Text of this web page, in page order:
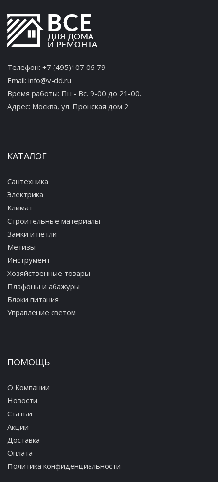
Телефон: +7 (495)107 06 79
Email: info@v-dd.ru
Время работы: Пн - Вс. 9-00 до 21-00.
Адрес: Москва, ул. Пронская дом 2
КАТАЛОГ
Сантехника
Электрика
Климат
Строительные материалы
Замки и петли
Метизы
Инструмент
Хозяйственные товары
Плафоны и абажуры
Блоки питания
Управление светом
ПОМОЩЬ
О Компании
Новости
Статьи
Акции
Доставка
Оплата
Политика конфиденциальности